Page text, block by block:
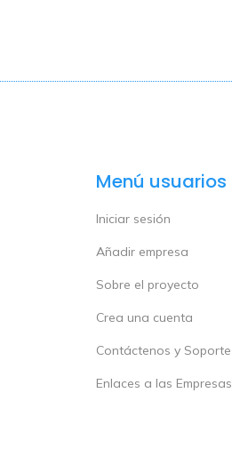
Menú usuarios
Iniciar sesión
Añadir empresa
Sobre el proyecto
Crea una cuenta
Contáctenos y Soporte
Enlaces a las Empresas